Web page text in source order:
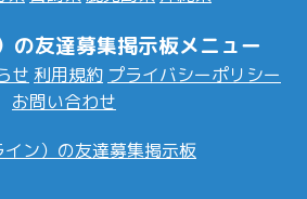
の友達募集掲示板メニュー
せ 利用規約 プライバシーポリシー
お問い合わせ
イン）の友達募集掲示板